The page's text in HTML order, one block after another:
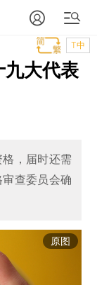
T中
大代表
，届时还需
查委员会确
原图